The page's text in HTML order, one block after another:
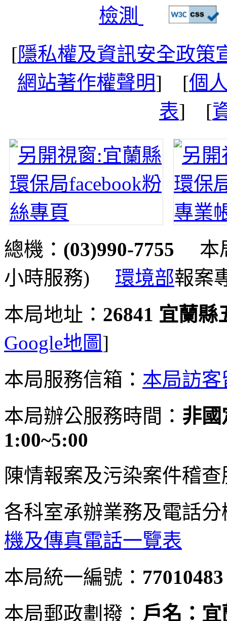
[隱私權及資訊安全政策
網站著作權聲明] [個
表] [
總機： (03)990-7755 本
小時服務) 環境部報案
本局地址： 26841 宜蘭縣
Google地圖]
本局服務信箱： 本局訪客
本局辦公服務時間： 非國
1:00~5:00
陳情報案及污染案件稽
各科室承辦業務及電話分
機及傳真電話一覽表
本局統一編號： 77010483
本局郵政劃撥： 戶名：